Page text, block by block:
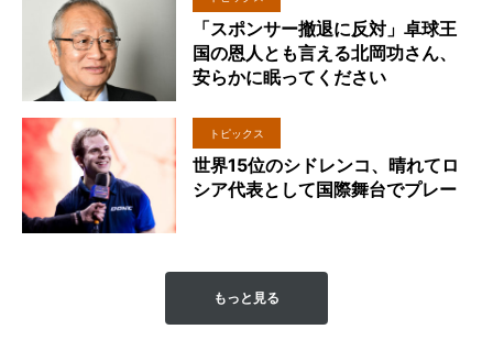
「スポンサー撤退に反対」卓球王
国の恩人とも言える北岡功さん、
安らかに眠ってください
トピックス
世界15位のシドレンコ、晴れてロ
シア代表として国際舞台でプレー
もっと見る